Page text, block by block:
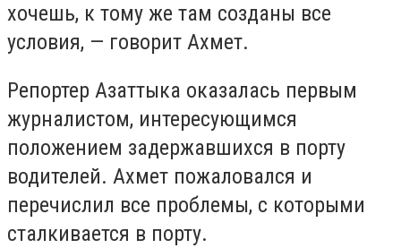
хочешь, к тому же там созданы все
условия, — говорит Ахмет.
Репортер Азаттыка оказалась первым
журналистом, интересующимся
положением задержавшихся в порту
водителей. Ахмет пожаловался и
перечислил все проблемы, с которыми
сталкивается в порту.